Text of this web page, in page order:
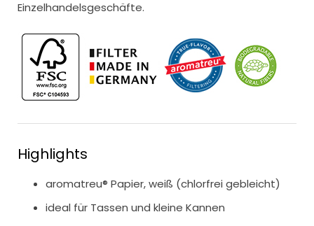
Einzelhandelsgeschäfte.
Highlights
aromatreu® Papier, weiß (chlorfrei gebleicht)
ideal für Tassen und kleine Kannen